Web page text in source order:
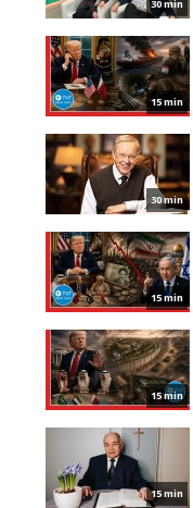
30 min
15 min
30 min
15 min
15 min
15 min